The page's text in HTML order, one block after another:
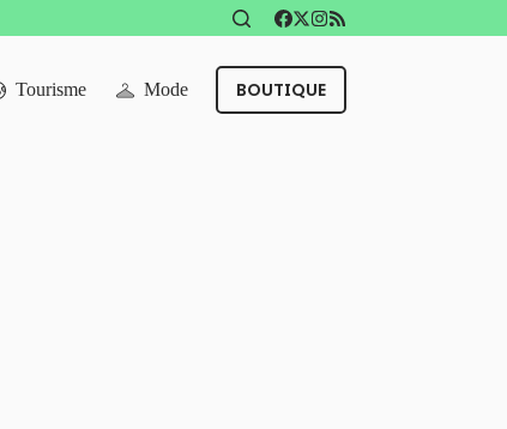
Tourisme Mode BOUTIQUE